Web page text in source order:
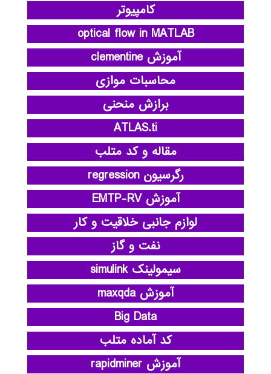
کامپیوتر
optical flow in MATLAB
آموزش clementine
محاسبات موازی
برازش منحنی
ATLAS.ti
مقاله و کد متلب
رگرسیون regression
آموزش EMTP-RV
لوازم جانبی خلاقیت و کار
نفت و گاز
سیمولینک simulink
آموزش maxqda
Big Data
کد آماده متلب
آموزش rapidminer